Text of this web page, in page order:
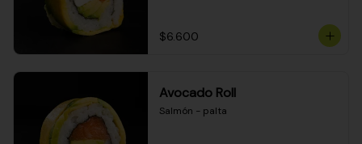
$6.600
Avocado Roll
Salmón - palta